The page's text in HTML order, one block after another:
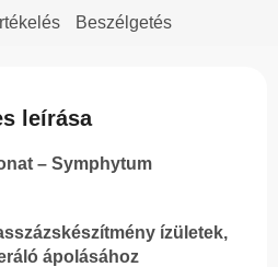
Beszélgetés
leírása
– Symphytum
ízületek,
ápolásához